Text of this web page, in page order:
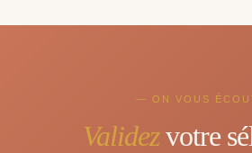
— ON VOUS
Validezvotre